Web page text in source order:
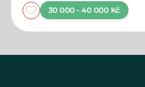
30 000 - 40 000 Kč